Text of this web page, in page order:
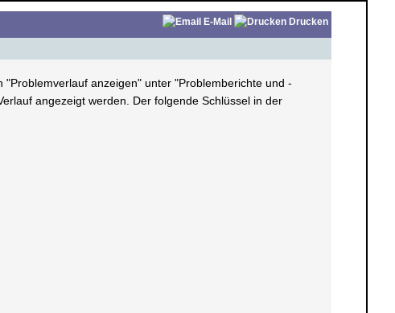
E-Mail Drucken
anzeigen" unter "Problemberichte und -
angezeigt werden. Der folgende Schlüssel in der